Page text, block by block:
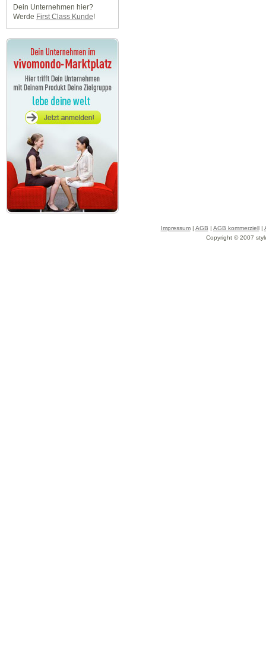
Dein Unternehmen hier?
Werde First Class Kunde!
Impressum| AGB | AGB kommerziell|
Copyright © 2007